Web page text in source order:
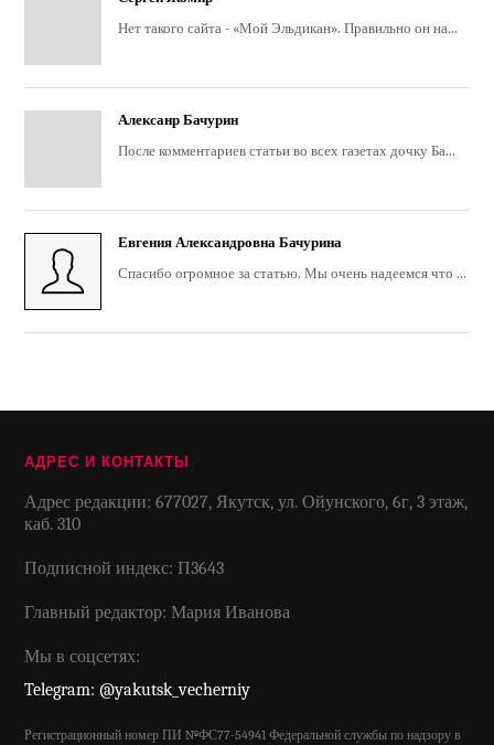
Нет такого сайта - «Мой Эльдикан». Правильно он на...
Алексанр Бачурин
После комментариев статьи во всех газетах дочку Ба...
Евгения Александровна Бачурина
Спасибо огромное за статью. Мы очень надеемся что ...
АДРЕС И КОНТАКТЫ
Адрес редакции: 677027, Якутск, ул. Ойунского, 6г, 3 этаж,
каб. 310
Подписной индекс: П3643
Главный редактор: Мария Иванова
Мы в соцсетях:
Telegram: @yakutsk_vecherniy
Регистрационный номер ПИ №ФС77-54941 Федеральной службы по надзору в